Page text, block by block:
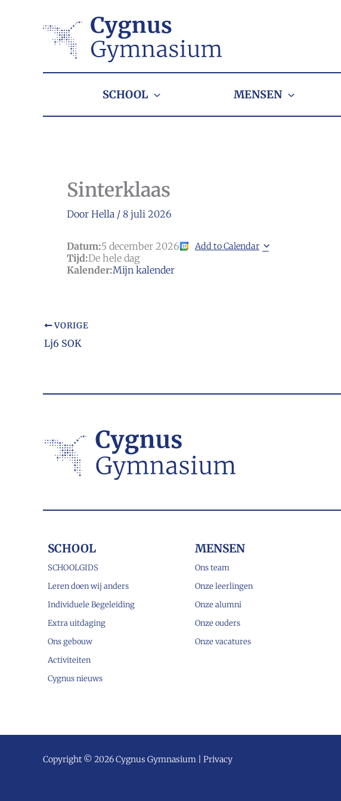
SCHOOL MENSEN
Sinterklaas
Door Hella / 8 juli 2026
Datum:5 december 2026 Add to Calendar
Tijd:De hele dag
Kalender:Mijn kalender
VORIGE
Lj6 SOK
SCHOOL
SCHOOLGIDS
Leren doen wij anders
Individuele Begeleiding
Extra uitdaging
Ons gebouw
Activiteiten
Cygnus nieuws
MENSEN
Ons team
Onze leerlingen
Onze alumni
Onze ouders
Onze vacatures
Copyright © 2026 Cygnus Gymnasium | Privacy